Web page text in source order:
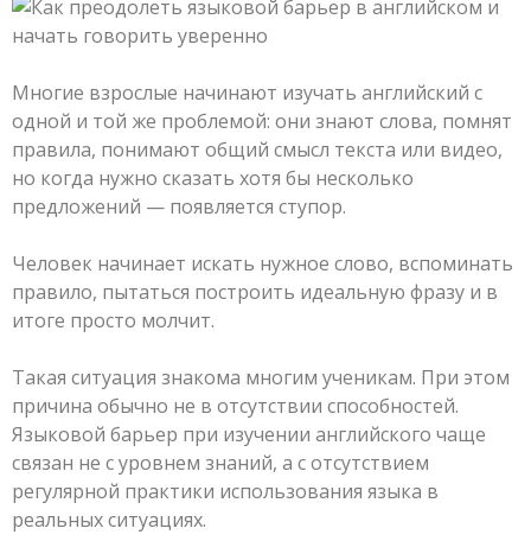
Многие взрослые начинают изучать английский с
одной и той же проблемой: они знают слова, помнят
правила, понимают общий смысл текста или видео,
но когда нужно сказать хотя бы несколько
предложений — появляется ступор.
Человек начинает искать нужное слово, вспоминать
правило, пытаться построить идеальную фразу и в
итоге просто молчит.
Такая ситуация знакома многим ученикам. При этом
причина обычно не в отсутствии способностей.
Языковой барьер при изучении английского чаще
связан не с уровнем знаний, а с отсутствием
регулярной практики использования языка в
реальных ситуациях.